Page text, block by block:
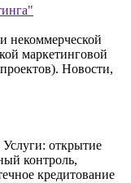
некоммерческой
маркетинговой
Новости,
открытие
контроль,
кредитование